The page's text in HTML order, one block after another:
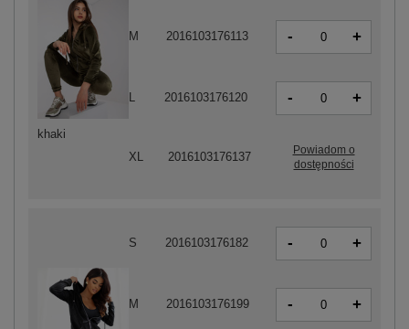
S 2016103176182 - +
M 2016103176199 - +
khaki
M 2016103176113 - +
L 2016103176120 - +
XL 2016103176137
Powiadom o
dostępności